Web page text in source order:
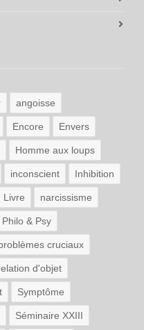
angoisse
Encore Envers
Homme aux loups
inconscient Inhibition
Livre narcissisme
Philo & Psy
cruciaux
d'objet
Symptôme
Séminaire XXIII